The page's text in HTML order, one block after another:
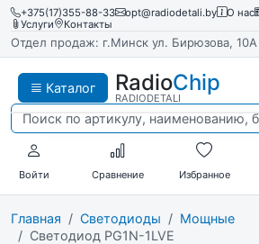
+375(17)355-88-33 opt@radiodetali.by О нас
Услуги
Контакты
Отдел продаж: г.Минск ул. Бирюзова, 10А
Каталог RadioChip
RADIODETALI
Войти Сравнение Избранное
Главная Светодиоды
Мощные
Светодиод PG1N-1LVE